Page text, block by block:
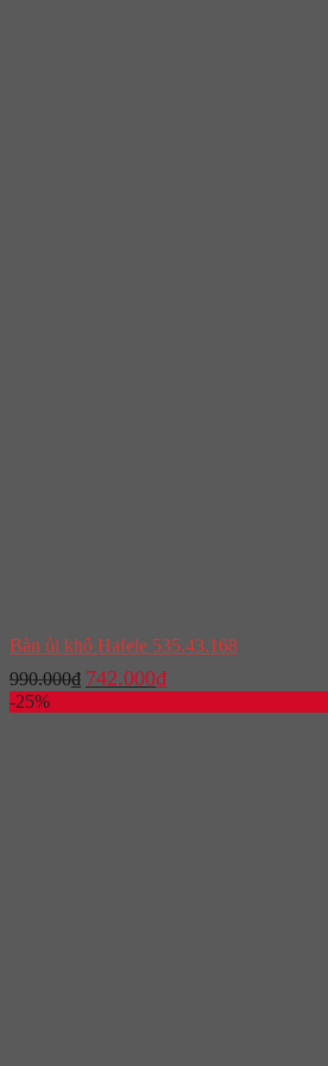
Bàn ủi khô Hafele 535.43.168
990.000₫ Giá
gốc
là:
742.000₫Giá
hiện
tại
-25%